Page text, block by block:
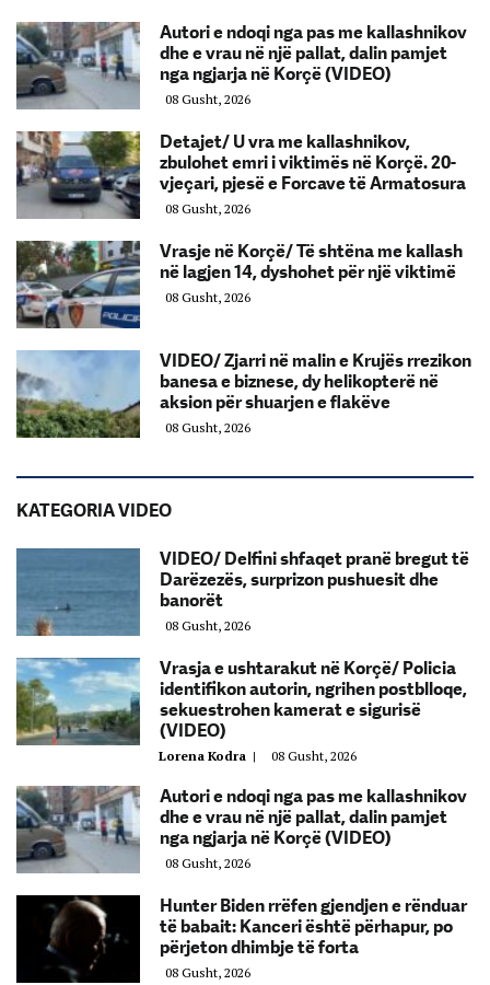
Autori e ndoqi nga pas me kallashnikov
dhe e vrau në një pallat, dalin pamjet
nga ngjarja në Korçë (VIDEO)
08 Gusht, 2026
Detajet/ U vra me kallashnikov,
zbulohet emri i viktimës në Korçë. 20-
vjeçari, pjesë e Forcave të Armatosura
08 Gusht, 2026
Vrasje në Korçë/ Të shtëna me kallash
në lagjen 14, dyshohet për një viktimë
08 Gusht, 2026
VIDEO/ Zjarri në malin e Krujës rrezikon
banesa e biznese, dy helikopterë në
aksion për shuarjen e flakëve
08 Gusht, 2026
KATEGORIA VIDEO
VIDEO/ Delfini shfaqet pranë bregut të
Darëzezës, surprizon pushuesit dhe
banorët
08 Gusht, 2026
Vrasja e ushtarakut në Korçë/ Policia
identifikon autorin, ngrihen postblloqe,
sekuestrohen kamerat e sigurisë
(VIDEO)
Lorena Kodra | 08 Gusht, 2026
Autori e ndoqi nga pas me kallashnikov
dhe e vrau në një pallat, dalin pamjet
nga ngjarja në Korçë (VIDEO)
08 Gusht, 2026
Hunter Biden rrëfen gjendjen e rënduar
të babait: Kanceri është përhapur, po
përjeton dhimbje të forta
08 Gusht, 2026